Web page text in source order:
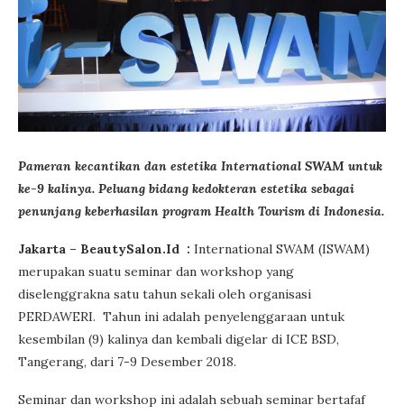
Pameran kecantikan dan estetika International SWAM untuk
ke-9 kalinya. Peluang bidang kedokteran estetika sebagai
penunjang keberhasilan program Health Tourism di Indonesia.
Jakarta – BeautySalon.Id : International SWAM (ISWAM)
merupakan suatu seminar dan workshop yang
diselenggrakna satu tahun sekali oleh organisasi
PERDAWERI. Tahun ini adalah penyelenggaraan untuk
kesembilan (9) kalinya dan kembali digelar di ICE BSD,
Tangerang, dari 7-9 Desember 2018.
Seminar dan workshop ini adalah sebuah seminar bertafaf